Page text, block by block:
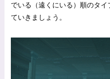
でいる（遠くにいる）順のタ
ていきましょう。